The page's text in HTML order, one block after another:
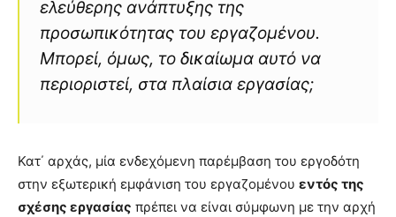
ελεύθερης ανάπτυξης της
προσωπικότητας του εργαζομένου.
Μπορεί, όμως, το δικαίωμα αυτό να
περιοριστεί, στα πλαίσια εργασίας;
Κατ΄ αρχάς, μία ενδεχόμενη παρέμβαση του εργοδότη
στην εξωτερική εμφάνιση του εργαζομένου εντός της
σχέσης εργασίας πρέπει να είναι σύμφωνη με την αρχή